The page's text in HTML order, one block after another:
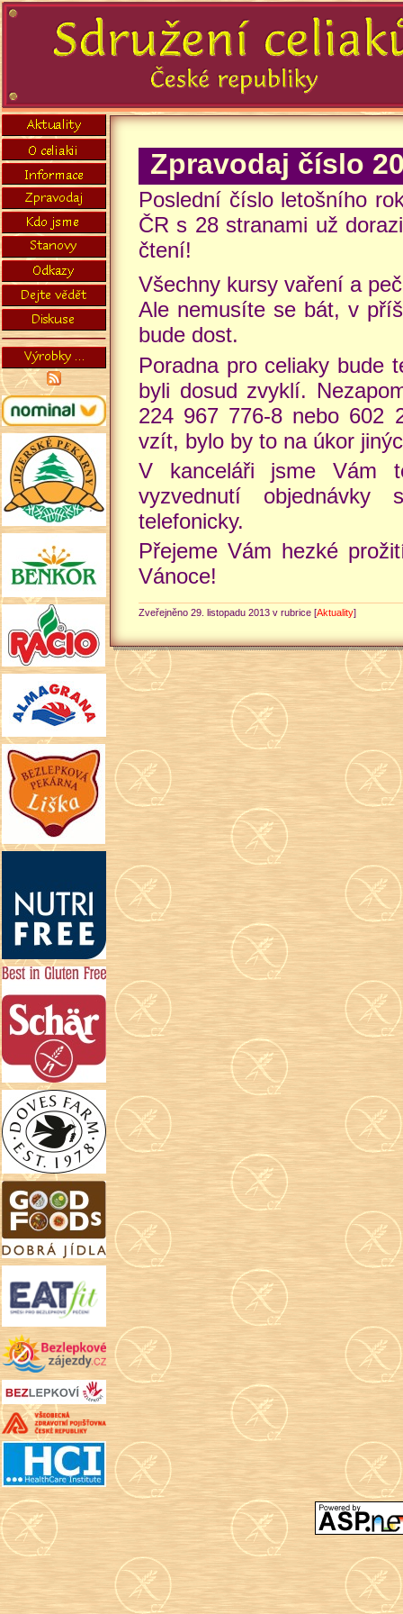
Zpravodaj číslo
Poslední číslo letošního
ČR s 28 stranami už
čtení!
Všechny kursy vaření a
Ale nemusíte se bát, v
bude dost.
Poradna pro celiaky bude
byli dosud zvyklí.
224 967 776-8 nebo 602
vzít, bylo by to na úkor
V kanceláři jsme Vám
vyzvednutí objednávky
telefonicky.
Přejeme Vám hezké
Vánoce!
Zveřejněno 29. listopadu 2013 v rubrice [Aktuality]